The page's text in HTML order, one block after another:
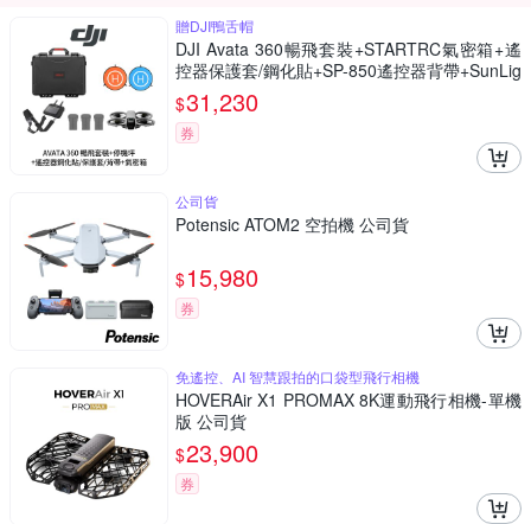
贈DJI鴨舌帽
DJI Avata 360暢飛套裝+STARTRC氣密箱+遙
控器保護套/鋼化貼+SP-850遙控器背帶+SunLig
ht PK-075 75cm停機坪 (公司貨)
$31,230
券
公司貨
Potensic ATOM2 空拍機 公司貨
$15,980
券
免遙控、AI 智慧跟拍的口袋型飛行相機
HOVERAir X1 PROMAX 8K運動飛行相機-單機
版 公司貨
$23,900
券